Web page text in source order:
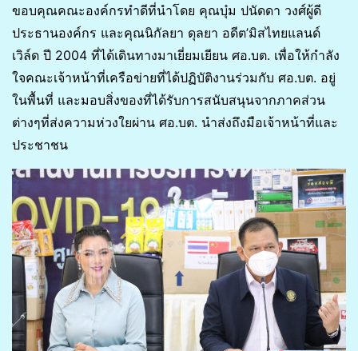
ขอบคุณคณะองค์กรทำดีที่นำโดย คุณบุ๋ม ปนัดดา วงศ์ผู้ดี
ประธานองค์กร และคุณนิกัลยา ดุลยา อดีต’มิสไทยแลนด์
เวิล์ด ปี 2004 ที่ได้เดินทางมาเยี่ยมเยียน ศอ.บต. เพื่อให้กำลัง
ใจคณะเจ้าหน้าที่เครือข่ายที่ได้ปฏิบัติงานร่วมกับ ศอ.บต. อยู่
ในพื้นที่ และมอบสิ่งของที่ได้รับการสนับสนุนจากภาคส่วน
ต่างๆที่ส่งความห่วงใยผ่าน ศอ.บต. นำส่งถึงมือเจ้าหน้าที่และ
ประชาชน